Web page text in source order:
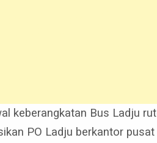
keberangkatan Bus Ladju
PO Ladju berkantor